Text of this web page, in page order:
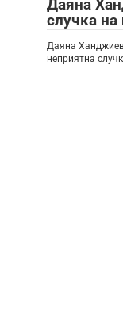
Даяна
случка
Даяна
неприятна